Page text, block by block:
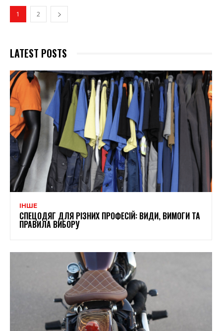
1 2
LATEST POSTS
ІНШЕ
СПЕЦОДЯГ ДЛЯ РІЗНИХ ПРОФЕСІЙ: ВИДИ, ВИМОГИ ТА
ПРАВИЛА ВИБОРУ